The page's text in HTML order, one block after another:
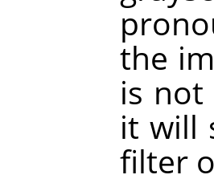
the
is not
it will
filter